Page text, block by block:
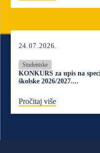
24.07.2026.
Studentske
KONKURS za upis na
školske 2026/2027....
Pročitaj više